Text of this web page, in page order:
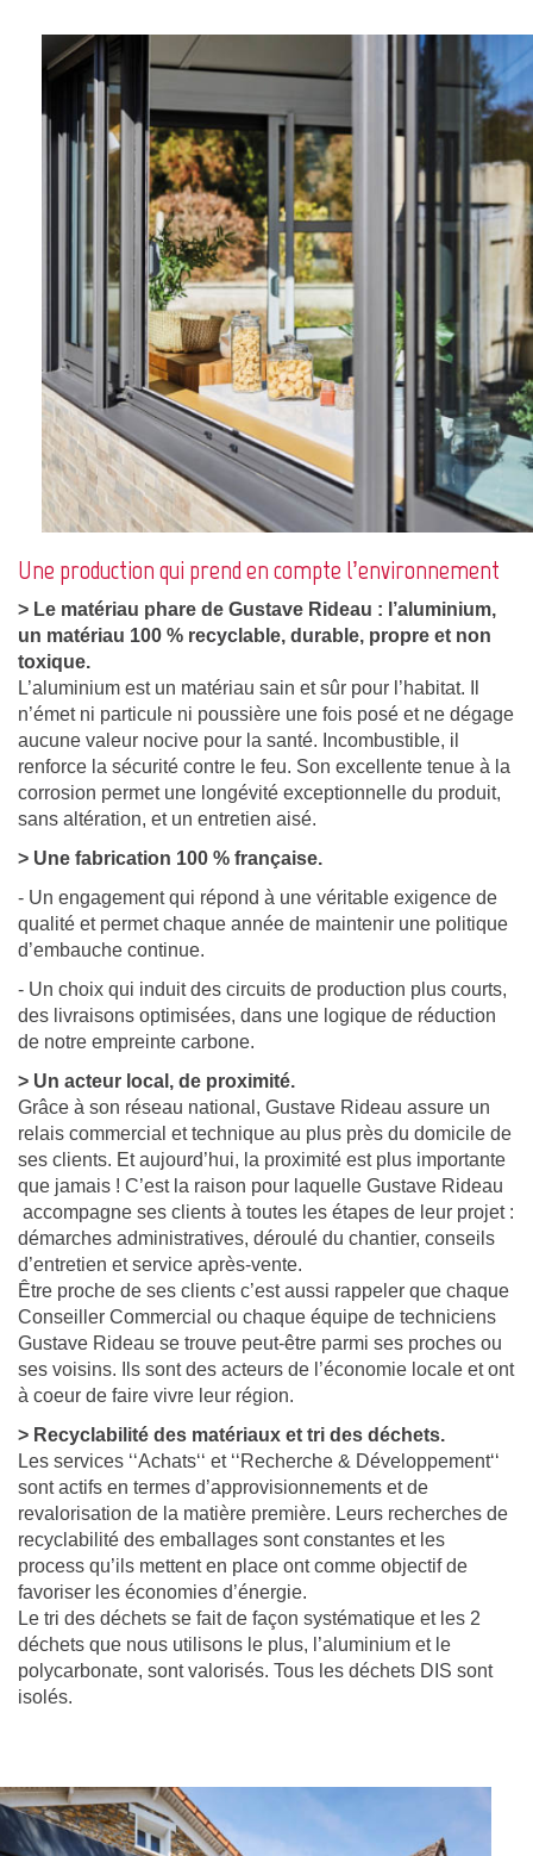
Une production qui prend en compte l’environnement
> Le matériau phare de Gustave Rideau : l’aluminium,
un matériau 100 % recyclable, durable, propre et non
toxique.
L’aluminium est un matériau sain et sûr pour l’habitat. Il
n’émet ni particule ni poussière une fois posé et ne dégage
aucune valeur nocive pour la santé. Incombustible, il
renforce la sécurité contre le feu. Son excellente tenue à la
corrosion permet une longévité exceptionnelle du produit,
sans altération, et un entretien aisé.
> Une fabrication 100 % française.
- Un engagement qui répond à une véritable exigence de
qualité et permet chaque année de maintenir une politique
d’embauche continue.
- Un choix qui induit des circuits de production plus courts,
des livraisons optimisées, dans une logique de réduction
de notre empreinte carbone.
> Un acteur local, de proximité.
Grâce à son réseau national, Gustave Rideau assure un
relais commercial et technique au plus près du domicile de
ses clients. Et aujourd’hui, la proximité est plus importante
que jamais ! C’est la raison pour laquelle Gustave Rideau
accompagne ses clients à toutes les étapes de leur projet :
démarches administratives, déroulé du chantier, conseils
d’entretien et service après-vente.
Être proche de ses clients c’est aussi rappeler que chaque
Conseiller Commercial ou chaque équipe de techniciens
Gustave Rideau se trouve peut-être parmi ses proches ou
ses voisins. Ils sont des acteurs de l’économie locale et ont
à coeur de faire vivre leur région.
> Recyclabilité des matériaux et tri des déchets.
Les services ‘‘Achats‘‘ et ‘‘Recherche & Développement‘‘
sont actifs en termes d’approvisionnements et de
revalorisation de la matière première. Leurs recherches de
recyclabilité des emballages sont constantes et les
process qu’ils mettent en place ont comme objectif de
favoriser les économies d’énergie.
Le tri des déchets se fait de façon systématique et les 2
déchets que nous utilisons le plus, l’aluminium et le
polycarbonate, sont valorisés. Tous les déchets DIS sont
isolés.